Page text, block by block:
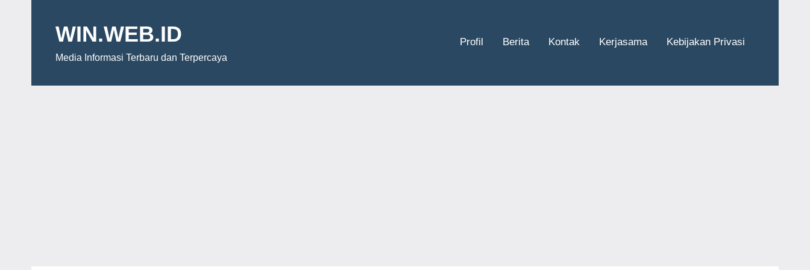
contentWIN.WEB.ID
Media Informasi Terbaru dan Terpercaya
Profil Berita Kontak Kerjasama Kebijakan Privasi